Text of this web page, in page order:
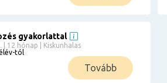
gyakorlattal
| 12 hónap | Kiskunhalas
tól
Tovább